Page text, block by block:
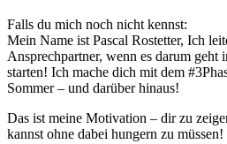
Falls du mich noch nicht kennst:
Mein Name ist Pascal Rostetter, Ich
Ansprechpartner, wenn es darum geht
starten! Ich mache dich mit dem
Sommer – und darüber hinaus!
Das ist meine Motivation – dir zu
kannst ohne dabei hungern zu müssen!